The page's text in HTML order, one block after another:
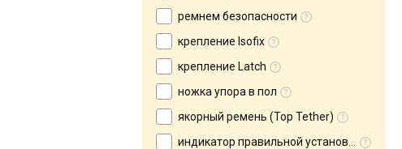
ремнем безопасности
крепление Isofix
крепление Latch
ножка упора в пол
якорный ремень (Top Tether)
индикатор правильной установки